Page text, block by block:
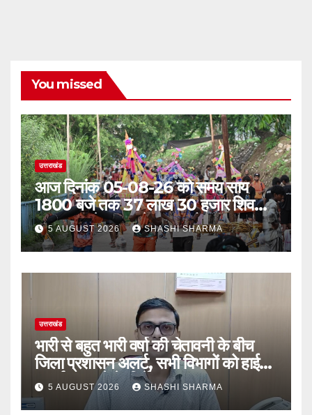
You missed
उत्तराखंड
आज दिनांक 05-08-26 को समय साय
1800 बजे तक 37 लाख 30 हजार शिव
भक्त जल लेकर अपने गंतव्य को प्रस्थान कर
चुके
5 AUGUST 2026 SHASHI SHARMA
उत्तराखंड
भारी से बहुत भारी वर्षा की चेतावनी के बीच
जिला प्रशासन अलर्ट, सभी विभागों को हाई
अलर्ट पर रहने के निर्देश
5 AUGUST 2026 SHASHI SHARMA